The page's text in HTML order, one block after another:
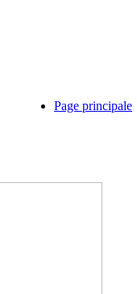
Page principale